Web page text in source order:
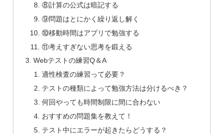
⑧計算の公式は暗記する
⑨問題はとにかく繰り返し解く
⑩移動時間はアプリで勉強する
⑪考えすぎない思考を鍛える
Webテストの練習Q＆A
適性検査の練習って必要？
テストの種類によって勉強方法は分けるべき？
何回やっても時間制限に間に合わない
おすすめの問題集を教えて！
テスト中にエラーが起きたらどうする？